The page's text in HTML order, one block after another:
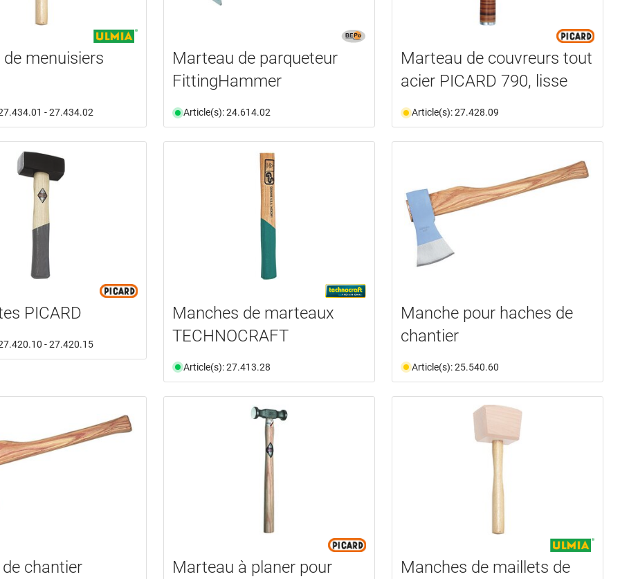
menuisiers
- 27.434.02
Marteau de parqueteur
FittingHammer
Article(s): 24.614.02
Marteau de couvreurs tout
acier PICARD 790, lisse
Article(s): 27.428.09
PICARD
- 27.420.15
Manches de marteaux
TECHNOCRAFT
Article(s): 27.413.28
Manche pour haches de
chantier
Article(s): 25.540.60
chantier
Marteau à planer pour
Manches de maillets de